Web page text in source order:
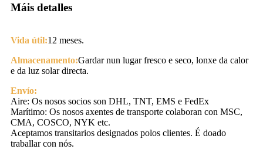
Máis detalles
Vida útil:12 meses.
Almacenamento:Gardar nun lugar fresco e seco, lonxe da calor
e da luz solar directa.
Envío:
Aire: Os nosos socios son DHL, TNT, EMS e FedEx
Marítimo: Os nosos axentes de transporte colaboran con MSC,
CMA, COSCO, NYK etc.
Aceptamos transitarios designados polos clientes. É doado
traballar con nós.